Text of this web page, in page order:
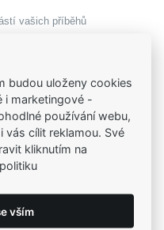
vašich příběhů
z tisíců šperků
vybraným šperkům
4 prodejen
budou uloženy cookies
i marketingové -
používání webu,
vás cílit reklamou. Své
kliknutím na
vším